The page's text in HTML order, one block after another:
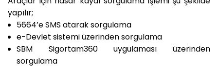
yapılır;
5664’e SMS atarak sorgulama
e-Devlet sistemi üzerinden sorgulama
SBM Sigortam360 uygulaması üzerinden
sorgulama